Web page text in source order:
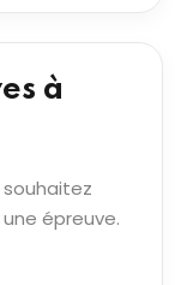
à
épreuve.